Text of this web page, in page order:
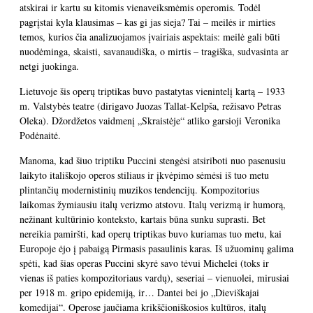
atskirai ir kartu su kitomis vienaveiksmėmis operomis. Todėl
pagrįstai kyla klausimas – kas gi jas sieja? Tai – meilės ir mirties
temos, kurios čia analizuojamos įvairiais aspektais: meilė gali būti
nuodėminga, skaisti, savanaudiška, o mirtis – tragiška, sudvasinta ar
netgi juokinga.
Lietuvoje šis operų triptikas buvo pastatytas vienintelį kartą – 1933
m. Valstybės teatre (dirigavo Juozas Tallat-Kelpša, režisavo Petras
Oleka). Džordžetos vaidmenį „Skraistėje“ atliko garsioji Veronika
Podėnaitė.
Manoma, kad šiuo triptiku Puccini stengėsi atsiriboti nuo pasenusiu
laikyto itališkojo operos stiliaus ir įkvėpimo sėmėsi iš tuo metu
plintančių modernistinių muzikos tendencijų. Kompozitorius
laikomas žymiausiu italų verizmo atstovu. Italų verizmą ir humorą,
nežinant kultūrinio konteksto, kartais būna sunku suprasti. Bet
nereikia pamiršti, kad operų triptikas buvo kuriamas tuo metu, kai
Europoje ėjo į pabaigą Pirmasis pasaulinis karas. Iš užuominų galima
spėti, kad šias operas Puccini skyrė savo tėvui Michelei (toks ir
vienas iš paties kompozitoriaus vardų), seseriai – vienuolei, mirusiai
per 1918 m. gripo epidemiją, ir… Dantei bei jo „Dieviškajai
komedijai“. Operose jaučiama krikščioniškosios kultūros, italų